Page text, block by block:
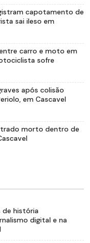
capotamento de
sai ileso em
carro e moto em
sofre
após colisão
em Cascavel
morto dentro de
de história
digital e na